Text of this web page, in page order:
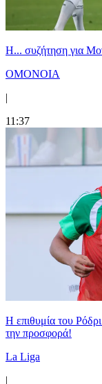
Η... συζήτηση για
ΟΜΟΝΟΙΑ
|
11:37
Η επιθυμία του
την προσφορά!
La Liga
|